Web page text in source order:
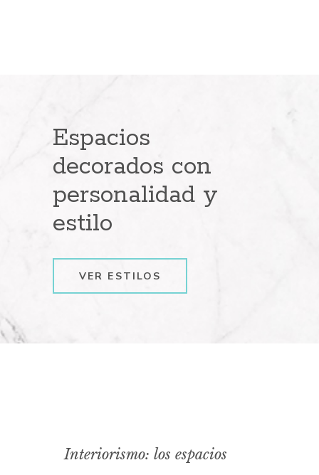
Espacios
decorados con
personalidad y
estilo
VER ESTILOS
Interiorismo: los espacios